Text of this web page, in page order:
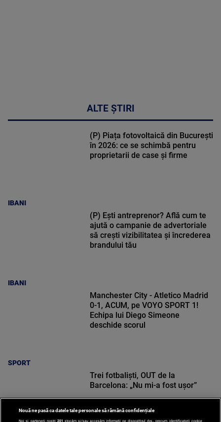
ALTE ȘTIRI
IBANI
(P) Piața fotovoltaică din București
în 2026: ce se schimbă pentru
proprietarii de case și firme
IBANI
(P) Ești antreprenor? Află cum te
ajută o campanie de advertoriale
să crești vizibilitatea și încrederea
brandului tău
SPORT
Manchester City - Atletico Madrid
0-1, ACUM, pe VOYO SPORT 1!
Echipa lui Diego Simeone
deschide scorul
Trei fotbaliști, OUT de la
Barcelona: „Nu mi-a fost ușor”
Nouă ne pasă ca datele tale personale să rămână confidențiale
Noi și partenerii noștri 201 stocăm și/sau accesăm informații pe dispozitivul dvs., precum identificatorii cookie